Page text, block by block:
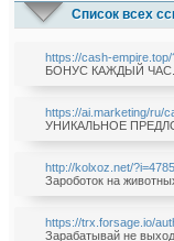
Список всех
https://cash-empire.top/
БОНУС КАЖДЫЙ ЧАС. . .
https://ai.marketing/ru/
УНИКАЛЬНОЕ
http://kolxoz.net/
Зароботок на
https://trx.forsage.io/
Зарабатывай не